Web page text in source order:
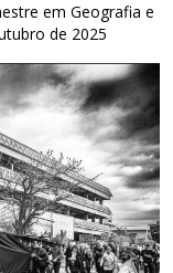
em Geografia e
de 2025